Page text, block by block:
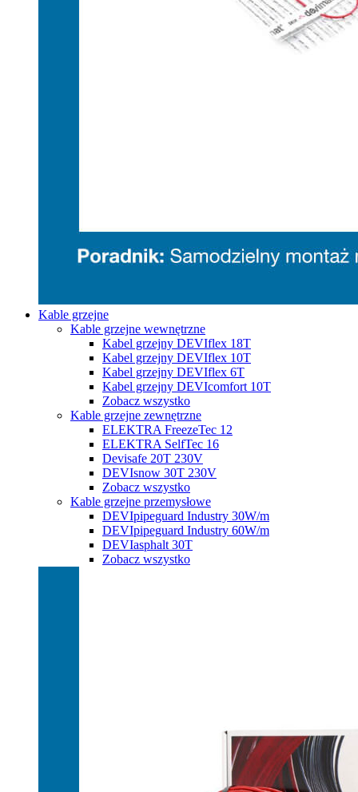
Kable grzejne
Kable grzejne wewnętrzne
Kabel grzejny DEVIflex 18T
Kabel grzejny DEVIflex 10T
Kabel grzejny DEVIflex 6T
Kabel grzejny DEVIcomfort 10T
Zobacz wszystko
Kable grzejne zewnętrzne
ELEKTRA FreezeTec 12
ELEKTRA SelfTec 16
Devisafe 20T 230V
DEVIsnow 30T 230V
Zobacz wszystko
Kable grzejne przemysłowe
DEVIpipeguard Industry 30W/m
DEVIpipeguard Industry 60W/m
DEVIasphalt 30T
Zobacz wszystko